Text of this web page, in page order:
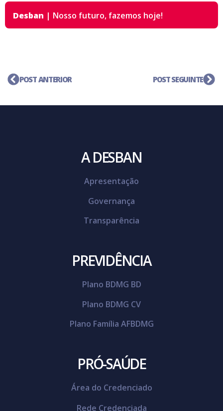
Desban | Nosso futuro, fazemos hoje!
POST ANTERIOR POST SEGUINTE
A DESBAN
Apresentação
Governança
Transparência
PREVIDÊNCIA
Plano BDMG BD
Plano BDMG CV
Plano Família AFBDMG
PRÓ-SAÚDE
Área do Credenciado
Rede Credenciada